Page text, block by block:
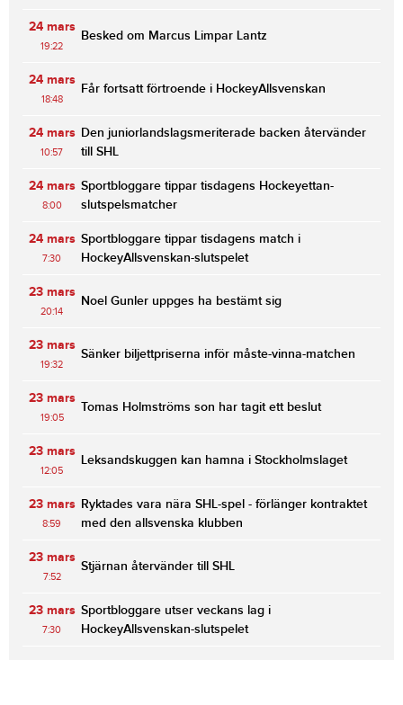
24 mars
19:22
Besked om Marcus Limpar Lantz
24 mars
18:48
Får fortsatt förtroende i HockeyAllsvenskan
24 mars
10:57
Den juniorlandslagsmeriterade backen återvänder
till SHL
24 mars
8:00
Sportbloggare tippar tisdagens Hockeyettan-
slutspelsmatcher
24 mars
7:30
Sportbloggare tippar tisdagens match i
HockeyAllsvenskan-slutspelet
23 mars
20:14
Noel Gunler uppges ha bestämt sig
23 mars
19:32
Sänker biljettpriserna inför måste-vinna-matchen
23 mars
19:05
Tomas Holmströms son har tagit ett beslut
23 mars
12:05
Leksandskuggen kan hamna i Stockholmslaget
23 mars
8:59
Ryktades vara nära SHL-spel - förlänger kontraktet
med den allsvenska klubben
23 mars
7:52
Stjärnan återvänder till SHL
23 mars
7:30
Sportbloggare utser veckans lag i
HockeyAllsvenskan-slutspelet